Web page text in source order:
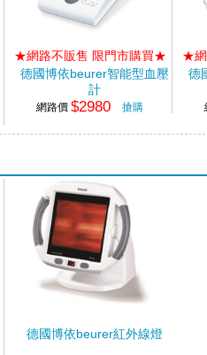
★網路不販售 限門市購買★
德國博依beurer智能型血壓
計
網路價 $2980 搶購
★網
德
德國博依beurer紅外線燈